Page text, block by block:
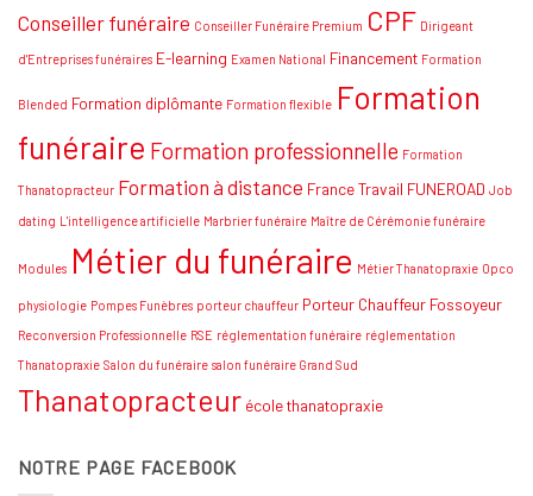
thanatopraxie
Conseils
et
Conseiller funéraire Conseiller Funéraire Premium CPF Dirigeant
d'Entreprises funéraires E-learning Examen National Financement Formation
Blended Formation diplômante Formation flexible Formation
funéraire Formation professionnelle Formation
Thanatopracteur Formation à distance France Travail FUNEROAD Job
dating L'intelligence artificielle Marbrier funéraire Maître de Cérémonie funéraire
Modules Métier du funéraire Métier Thanatopraxie Opco
physiologie Pompes Funèbres porteur chauffeur Porteur Chauffeur Fossoyeur
Reconversion Professionnelle RSE réglementation funéraire réglementation
Thanatopraxie Salon du funéraire salon funéraire Grand Sud
Thanatopracteur école thanatopraxie
NOTRE PAGE FACEBOOK